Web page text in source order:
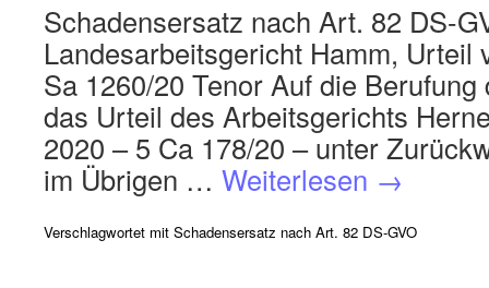
Schadensersatz nach Art. 82 DS-
Landesarbeitsgericht Hamm, Urteil
Sa 1260/20 Tenor Auf die
das Urteil des Arbeitsgerichts
2020 – 5 Ca 178/20 – unter
im Übrigen … Weiterlesen →
Verschlagwortet mit Schadensersatz nach Art. 82 DS-GVO